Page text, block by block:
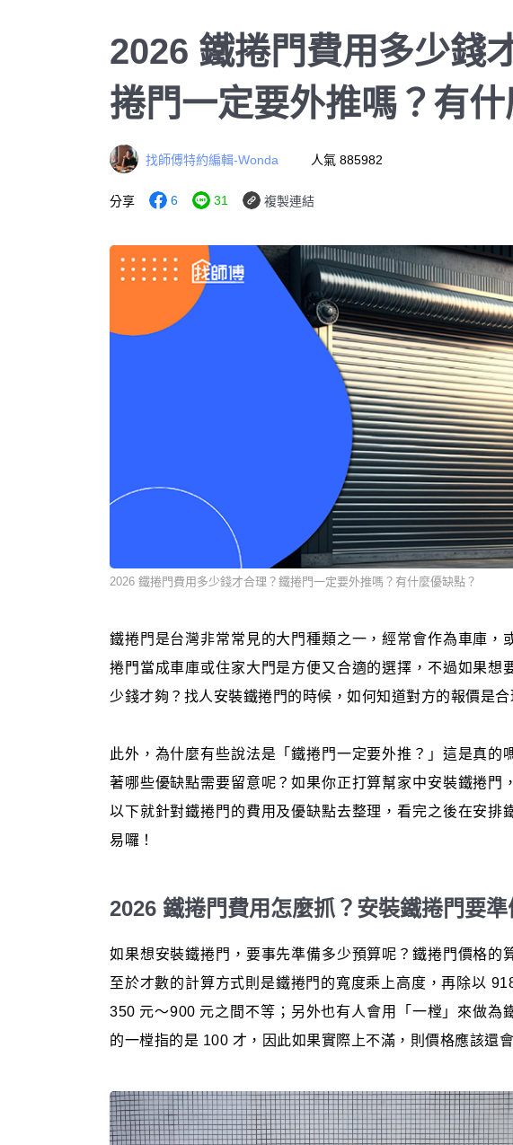
2026 鐵捲門費用多少錢
捲門一定要外推嗎？有什
找師傅特約編輯-Wonda 人氣 885982
分享 6 31 複製連結
2026 鐵捲門費用多少錢才合理？鐵捲門一定要外推嗎？有什麼優缺點？
鐵捲門是台灣非常常見的大門種類之一，經常會作為車庫，
捲門當成車庫或住家大門是方便又合適的選擇，不過如果想
少錢才夠？找人安裝鐵捲門的時候，如何知道對方的報價是合
此外，為什麼有些說法是「鐵捲門一定要外推？」這是真的
著哪些優缺點需要留意呢？如果你正打算幫家中安裝鐵捲門
以下就針對鐵捲門的費用及優缺點去整理，看完之後在安排
易囉！
2026 鐵捲門費用怎麼抓？安裝鐵捲門要準
如果想安裝鐵捲門，要事先準備多少預算呢？鐵捲門價格的
至於才數的計算方式則是鐵捲門的寬度乘上高度，再除以
350 元～900 元之間不等；另外也有人會用「一樘」來做為
的一樘指的是 100 才，因此如果實際上不滿，則價格應該還